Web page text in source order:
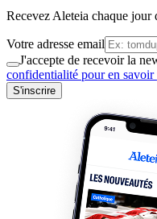
Recevez Aleteia chaque jour
Votre adresse email
J'accepte de recevoir la
confidentialité pour en savoir
S'inscrire